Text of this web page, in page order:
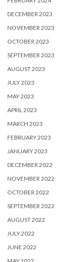
DECEMBER 2023
NOVEMBER 2023
OCTOBER 2023
SEPTEMBER 2023
AUGUST 2023
JULY 2023
MAY 2023
APRIL 2023
MARCH 2023
FEBRUARY 2023
JANUARY 2023
DECEMBER 2022
NOVEMBER 2022
OCTOBER 2022
SEPTEMBER 2022
AUGUST 2022
JULY 2022
JUNE 2022